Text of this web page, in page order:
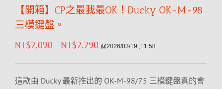
【開箱】CP之最我最OK！Ducky OK-M-98
三模鍵盤。
NT$2,090 – NT$2,290 @2026/03/19 ,11:58
這款由 Ducky 最新推出的 OK-M-98/75 三模鍵盤真的會